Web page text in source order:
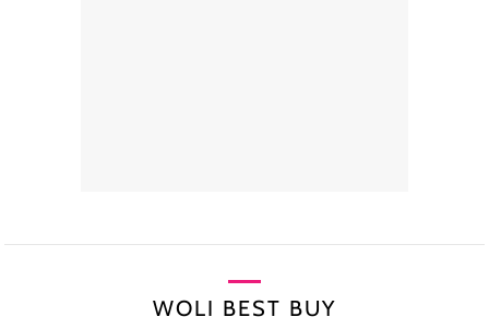
WOLI BEST BUY